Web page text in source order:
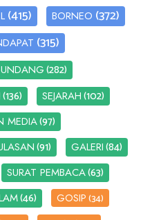
(415) BORNEO (372)
(315)
(282)
(136) SEJARAH(102)
MEDIA(97)
(91) GALERI(84)
SURAT PEMBACA(63)
(46) GOSIP(34)